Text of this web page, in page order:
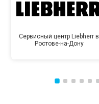
Сервисный центр Liebherr в
Ростове-на-Дону